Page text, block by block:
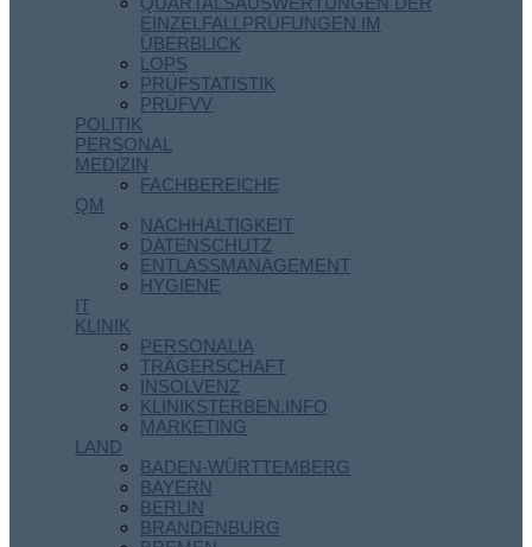
EINZELFALLPRÜFUNGEN IM
ÜBERBLICK
LOPS
PRÜFSTATISTIK
PRÜFVV
POLITIK
PERSONAL
MEDIZIN
FACHBEREICHE
QM
NACHHALTIGKEIT
DATENSCHUTZ
ENTLASSMANAGEMENT
HYGIENE
IT
KLINIK
PERSONALIA
TRÄGERSCHAFT
INSOLVENZ
KLINIKSTERBEN.INFO
MARKETING
LAND
BADEN-WÜRTTEMBERG
BAYERN
BERLIN
BRANDENBURG